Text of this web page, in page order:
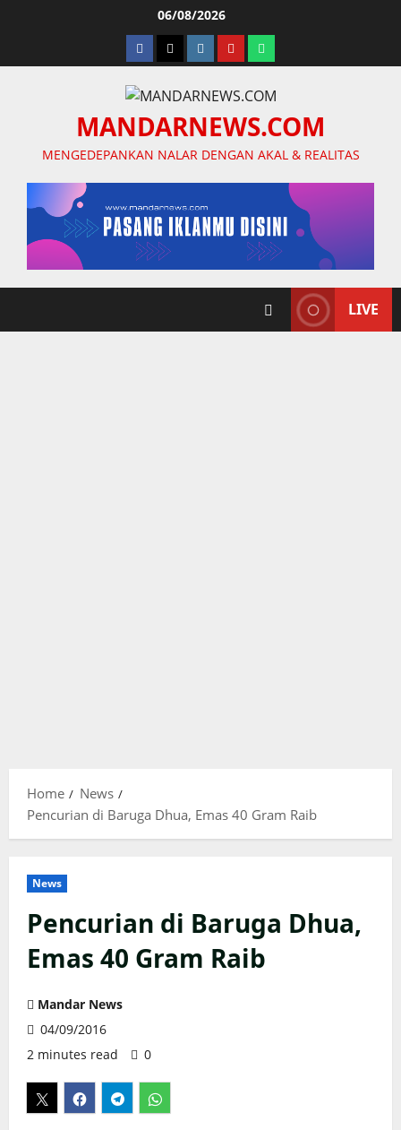
06/08/2026
facebooktwitterinstagram.com
youtubewhatsapp
MANDARNEWS.COM
MENGEDEPANKAN NALAR DENGAN AKAL & REALITAS
LIVE
Home
News
Pencurian di Baruga Dhua, Emas 40 Gram Raib
News
Pencurian di Baruga Dhua,
Emas 40 Gram Raib
Mandar News
04/09/2016
2 minutes read
0